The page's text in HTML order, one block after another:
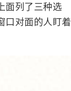
面列了三种选
口对面的人盯着